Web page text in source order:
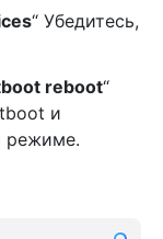
“ Убедитесь,
reboot“
и
режиме.